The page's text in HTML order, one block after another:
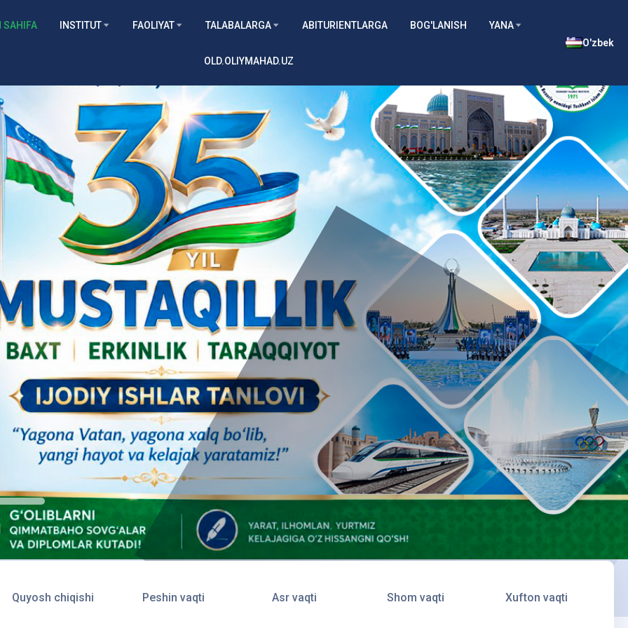
SAHIFA INSTITUT FAOLIYAT TALABALARGA ABITURIENTLARGA BOG'LANISH YANA
OLD.OLIYMAHAD.UZ
O'zbek
Quyosh chiqishi Peshin vaqti Asr vaqti Shom vaqti Xufton vaqti